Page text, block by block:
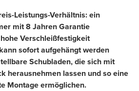
Leistungs-Verhältnis: ein
mit 8 Jahren Garantie
Verschleißfestigkeit
sofort aufgehängt werden
Schubladen, die sich mit
herausnehmen lassen und so eine
Montage ermöglichen.